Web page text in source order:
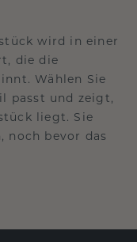
wird in einer
die die
Wählen Sie
passt und zeigt,
liegt. Sie
noch bevor das